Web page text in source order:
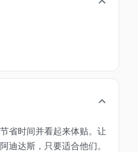
省时间并看起来体贴。让
迪达斯，只要适合他们。